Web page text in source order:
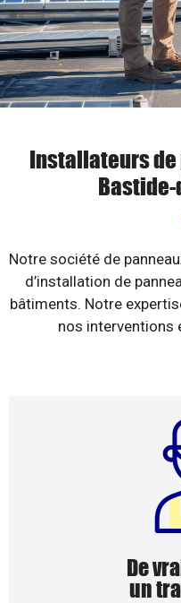
Installateurs de
Bastide-
Notre société de
d’installation de
bâtiments. Notre
nos interventions
De
un